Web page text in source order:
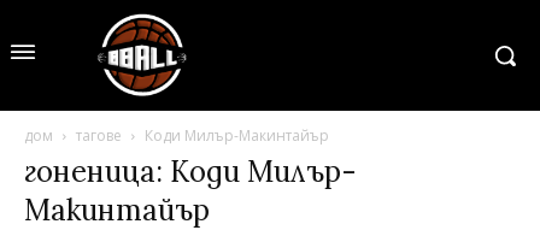
дом тагове Коди Милър-Макинтайър
гоненица: Коди Милър-
Макинтайър